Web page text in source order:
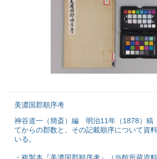
美濃国郡順序考
神谷道一（簡斎）編 明治11年（1878）
てからの郡数と、その記載順序について資
いる。